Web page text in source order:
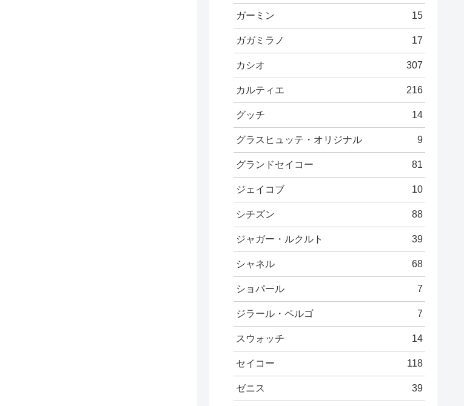
ガーミン 15
ガガミラノ 17
カシオ 307
カルティエ 216
グッチ 14
グラスヒュッテ・オリジナル 9
グランドセイコー 81
ジェイコブ 10
シチズン 88
ジャガー・ルクルト 39
シャネル 68
ショパール 7
ジラール・ペルゴ 7
スウォッチ 14
セイコー 118
ゼニス 39